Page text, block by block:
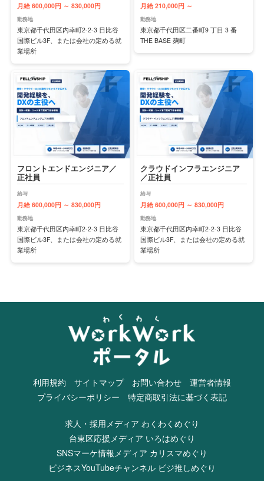
月給 600,000円 ～ 830,000円
勤務地
東京都千代田区内幸町2-2-3 日比谷
国際ビル3F、または会社の定める就
業場所
月給 210,000円 ～
勤務地
東京都千代田区二番町9 丁目 3 番
THE BASE 麹町
フロントエンドエンジニア／
正社員
給与
月給 600,000円 ～ 830,000円
勤務地
東京都千代田区内幸町2-2-3 日比谷
国際ビル3F、または会社の定める就
業場所
クラウドインフラエンジニア
／正社員
給与
月給 600,000円 ～ 830,000円
勤務地
東京都千代田区内幸町2-2-3 日比谷
国際ビル3F、または会社の定める就
業場所
利用規約 サイトマップ お問い合わせ
運営者情報
プライバシーポリシー
特定商取引法に基づく表記
求人・採用メディア わくわくめぐり
台東区応援メディア いろはめぐり
SNSマーケ情報メディア カリスマめぐり
ビジネスYouTubeチャンネル ビジ推しめぐり